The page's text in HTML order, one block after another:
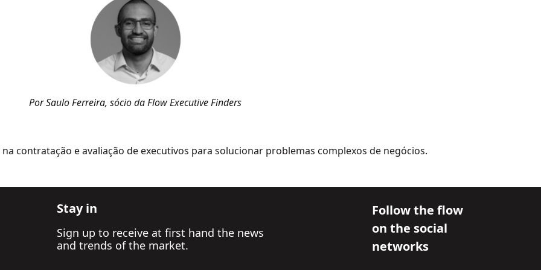
Por Saulo Ferreira, sócio da Flow Executive Finders
contratação e avaliação de executivos para solucionar problemas complexos de negócios.
Stay in
Sign up to receive at first hand the news
and trends of the market.
Follow the flow
on the social
networks